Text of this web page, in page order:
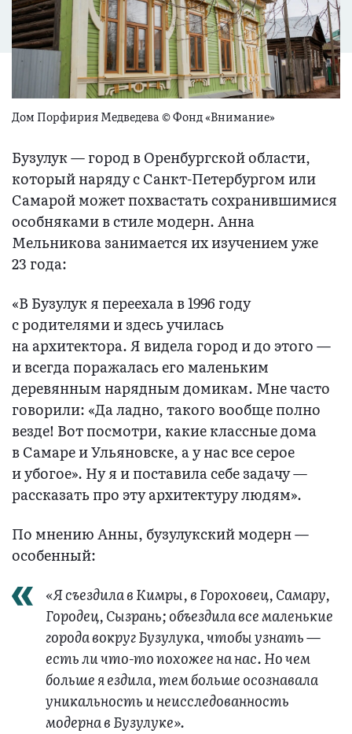
Дом Порфирия Медведева © Фонд «Внимание»
Бузулук — город в Оренбургской области,
который наряду с Санкт-Петербургом или
Самарой может похвастать сохранившимися
особняками в стиле модерн. Анна
Мельникова занимается их изучением уже
23 года:
«В Бузулук я переехала в 1996 году
с родителями и здесь училась
на архитектора. Я видела город и до этого —
и всегда поражалась его маленьким
деревянным нарядным домикам. Мне часто
говорили: «Да ладно, такого вообще полно
везде! Вот посмотри, какие классные дома
в Самаре и Ульяновске, а у нас все серое
и убогое». Ну я и поставила себе задачу —
рассказать про эту архитектуру людям».
По мнению Анны, бузулукский модерн —
особенный:
«Я съездила в Кимры, в Гороховец, Самару,
Городец, Сызрань; объездила все маленькие
города вокруг Бузулука, чтобы узнать —
есть ли что-то похожее на нас. Но чем
больше я ездила, тем больше осознавала
уникальность и неисследованность
модерна в Бузулуке».